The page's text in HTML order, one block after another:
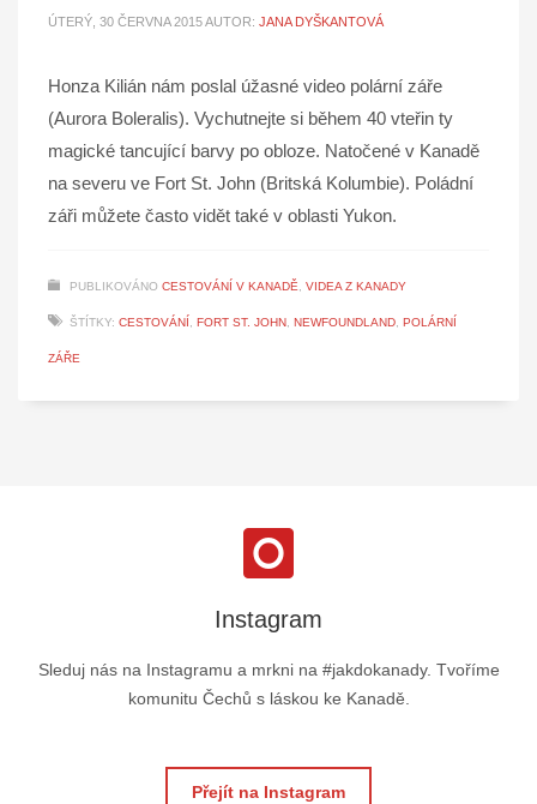
ÚTERÝ, 30 ČERVNA 2015AUTOR: JANA DYŠKANTOVÁ
Honza Kilián nám poslal úžasné video polární záře
(Aurora Boleralis). Vychutnejte si během 40 vteřin ty
magické tancující barvy po obloze. Natočené v Kanadě
na severu ve Fort St. John (Britská Kolumbie). Poládní
záři můžete často vidět také v oblasti Yukon.
PUBLIKOVÁNO CESTOVÁNÍ V KANADĚ VIDEA Z KANADY
ŠTÍTKY: CESTOVÁNÍ FORT ST. JOHN NEWFOUNDLAND POLÁRNÍ
ZÁŘE
Instagram
Sleduj nás na Instagramu a mrkni na #jakdokanady. Tvoříme
komunitu Čechů s láskou ke Kanadě.
Přejít na Instagram